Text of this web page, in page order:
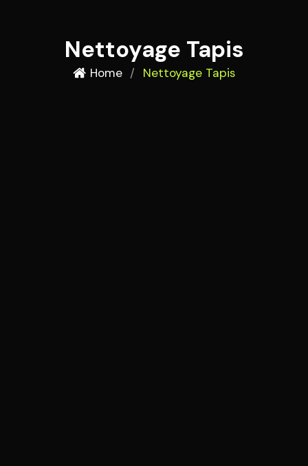
Nettoyage Tapis
Home / Nettoyage Tapis